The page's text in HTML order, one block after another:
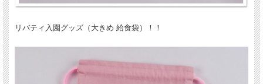
リバティ入園グッズ（大きめ 給食袋）！！